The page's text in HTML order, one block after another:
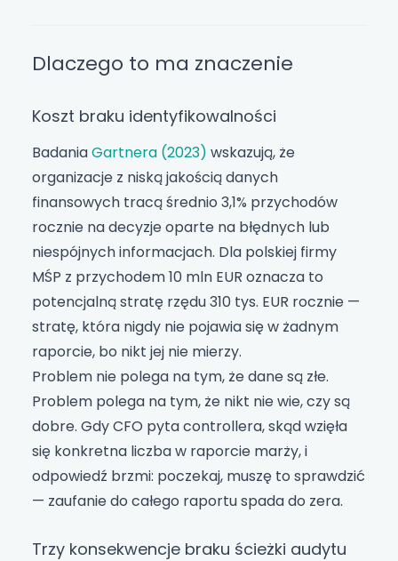
Dlaczego to ma znaczenie
Koszt braku identyfikowalności
BadaniaGartnera (2023) wskazują, że
organizacje z niską jakością danych
finansowych tracą średnio 3,1% przychodów
rocznie na decyzje oparte na błędnych lub
niespójnych informacjach. Dla polskiej firmy
MŚP z przychodem 10 mln EUR oznacza to
potencjalną stratę rzędu 310 tys. EUR rocznie —
stratę, która nigdy nie pojawia się w żadnym
raporcie, bo nikt jej nie mierzy.
Problem nie polega na tym, że dane są złe.
Problem polega na tym, że nikt nie wie, czy są
dobre. Gdy CFO pyta controllera, skąd wzięła
się konkretna liczba w raporcie marży, i
odpowiedź brzmi: poczekaj, muszę to sprawdzić
— zaufanie do całego raportu spada do zera.
Trzy konsekwencje braku ścieżki audytu